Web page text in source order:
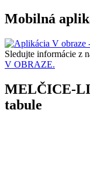
Mobilná
Sledujte informácie z
V OBRAZE.
MELČICE-
tabule